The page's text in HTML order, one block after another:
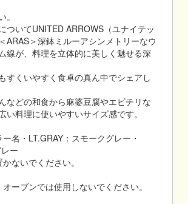
ついてUNITED ARROWS（ユナイテッ
ARAS＞深鉢ミルーアシンメトリーなウ
線が、料理を立体的に美しく魅せる深
すくいやすく食卓の真ん中でシェアし
などの和食から麻婆豆腐やエビチリな
い料理に使いやすいサイズ感です。
名・LT.GRAY：スモークグレー・
ー
ないでください。
ーブンでは使用しないでください。